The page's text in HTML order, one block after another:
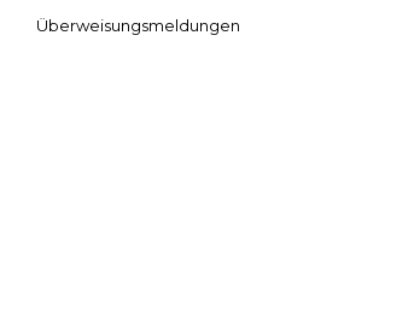
Überweisungsmeldungen